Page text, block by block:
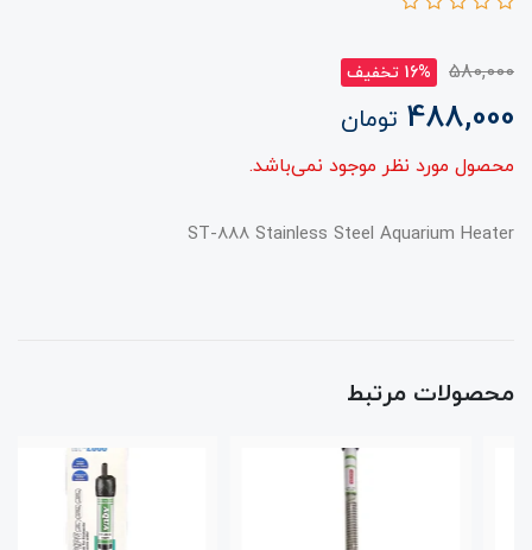
580,000 16% تخفیف
488,000 تومان
محصول مورد نظر موجود نمی‌باشد.
ST-888 Stainless Steel Aquarium Heater
محصولات مرتبط